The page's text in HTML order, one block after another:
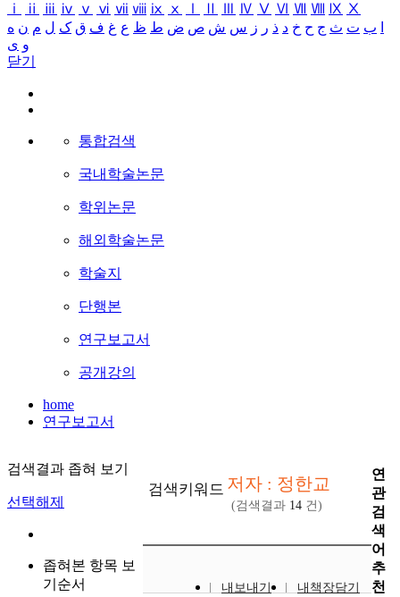
ⅰ
ⅱ ⅲ ⅳ ⅴ ⅵ ⅶ ⅷ ⅸ ⅹ Ⅳ Ⅴ Ⅵ Ⅶ Ⅷ Ⅸ Ⅹ
ب ت ث ج ح خ د ذ ر ز س ش ص ض ط ظ ع غ ف ق ک ل م ن ه
و ی
닫기
통합검색
국내학술논문
학위논문
해외학술논문
학술지
단행본
연구보고서
공개강의
home
연구보고서
검색결과 좁혀 보기
선택해제
좁혀본 항목 보
기순서
검색키워드 저자 : 정한교
(검색결과 14 건)
내보내기
내책장담기
연
관
검
색
어
추
천